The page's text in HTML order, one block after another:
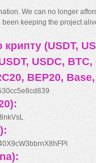
We can no longer
been keeping the project
(USDT,
USDC, BTC,
BEP20,